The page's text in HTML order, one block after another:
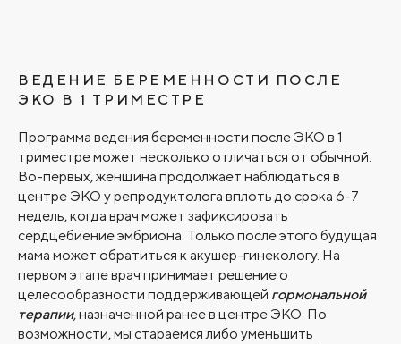
ВЕДЕНИЕ БЕРЕМЕННОСТИ ПОСЛЕ
ЭКО В 1 ТРИМЕСТРЕ
Программа ведения беременности после ЭКО в 1
триместре может несколько отличаться от обычной.
Во-первых, женщина продолжает наблюдаться в
центре ЭКО у репродуктолога вплоть до срока 6-7
недель, когда врач может зафиксировать
сердцебиение эмбриона. Только после этого будущая
мама может обратиться к акушер-гинекологу. На
первом этапе врач принимает решение о
целесообразности поддерживающей гормональной
терапии, назначенной ранее в центре ЭКО. По
возможности, мы стараемся либо уменьшить